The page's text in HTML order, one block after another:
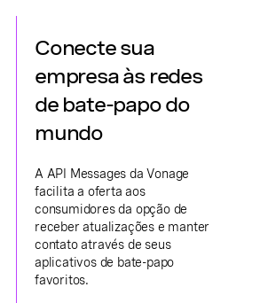
Conecte sua
empresa às redes
de bate-papo do
mundo
A API Messages da Vonage
facilita a oferta aos
consumidores da opção de
receber atualizações e manter
contato através de seus
aplicativos de bate-papo
favoritos.